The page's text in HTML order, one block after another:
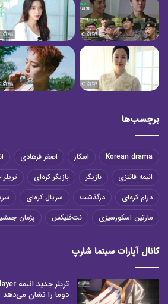
برچسب‌ها
Korean drama اسکار اصغر فرهادی
انیمه فانتزی
بازیگر بازیگر کره‌ای
درام کره‌ای
درگذشت سریال کره‌ای
مارتین اسکورسیزی
نت‌فلیکس پژمان
کانال آپارات سینما شارپ
دوما را نشان می‌دهد